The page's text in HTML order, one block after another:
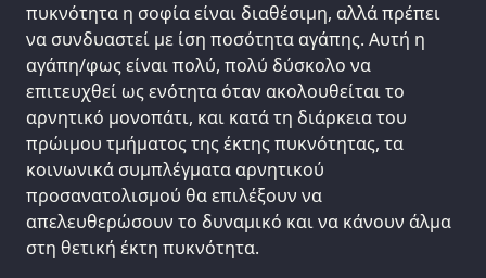
πυκνότητα η σοφία είναι διαθέσιμη, αλλά πρέπει
να συνδυαστεί με ίση ποσότητα αγάπης. Αυτή η
αγάπη/φως είναι πολύ, πολύ δύσκολο να
επιτευχθεί ως ενότητα όταν ακολουθείται το
αρνητικό μονοπάτι, και κατά τη διάρκεια του
πρώιμου τμήματος της έκτης πυκνότητας, τα
κοινωνικά συμπλέγματα αρνητικού
προσανατολισμού θα επιλέξουν να
απελευθερώσουν το δυναμικό και να κάνουν άλμα
στη θετική έκτη πυκνότητα.